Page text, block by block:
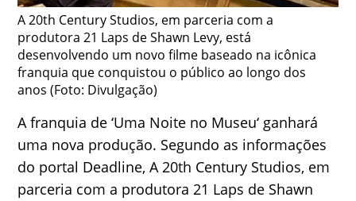
A 20th Century Studios, em parceria com a
produtora 21 Laps de Shawn Levy, está
desenvolvendo um novo filme baseado na icônica
franquia que conquistou o público ao longo dos
anos (Foto: Divulgação)
A franquia de ‘Uma Noite no Museu‘ ganhará
uma nova produção. Segundo as informações
do portal Deadline, A 20th Century Studios, em
parceria com a produtora 21 Laps de Shawn